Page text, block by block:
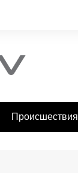
Происшествия